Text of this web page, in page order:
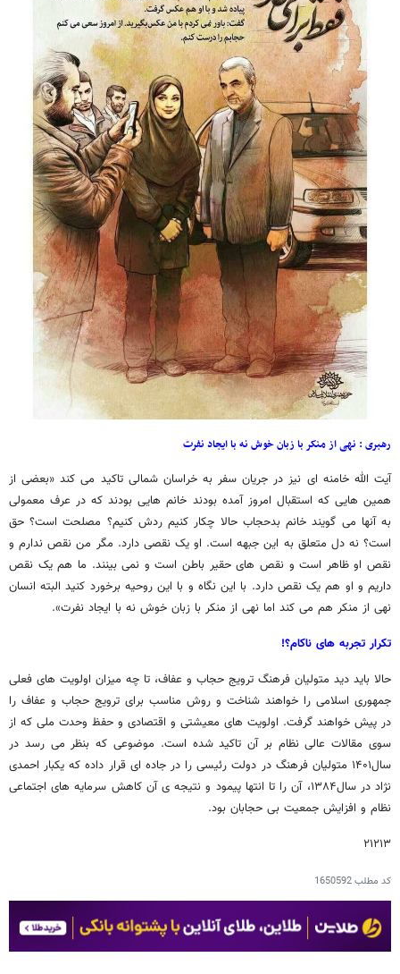
رهبری : نهی از منکر با زبان خوش نه با ایجاد نفرت
آیت الله خامنه ای نیز در جریان سفر به خراسان شمالی تاکید می کند «بعضی از
همین هایی که استقبال امروز آمده بودند خانم هایی بودند که در عرف معمولی
به آنها می گویند خانم بدحجاب حالا چکار کنیم ردش کنیم؟ مصلحت است؟ حق
است؟ نه دل متعلق به این جبهه است. او یک نقصی دارد. مگر من نقص ندارم و
نقص او ظاهر است و نقص های حقیر باطن است و نمی بینند. ما هم یک نقص
داریم و او هم یک نقص دارد. با این نگاه و با این روحیه برخورد کنید البته انسان
نهی از منکر هم می کند اما نهی از منکر با زبان خوش نه با ایجاد نفرت».
تکرار تجربه های ناکام؟!
حالا باید دید متولیان فرهنگ ترویج حجاب و عفاف، تا چه میزان اولویت های فعلی
جمهوری اسلامی را خواهند شناخت و روش مناسب برای ترویج حجاب و عفاف را
در پیش خواهند گرفت. اولویت های معیشتی و اقتصادی و حفظ وحدت ملی که از
سوی مقالات عالی نظام بر آن تاکید شده است. موضوعی که بنظر می رسد در
سال۱۴۰۱ متولیان فرهنگ در دولت رئیسی را در جاده ای قرار داده که یکبار احمدی
نژاد در سال۱۳۸۴، آن را تا انتها پیمود و نتیجه ی آن کاهش سرمایه های اجتماعی
نظام و افزایش جمعیت بی حجابان بود.
۲۱۲۱۳
کد مطلب1650592